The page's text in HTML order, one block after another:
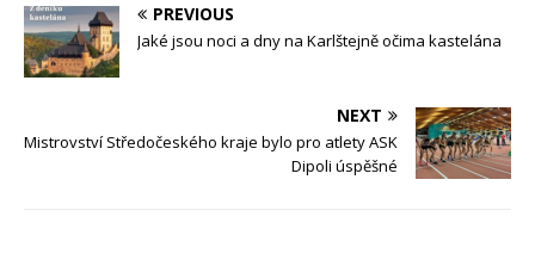
PREVIOUS
Jaké jsou noci a dny na Karlštejně očima kastelána
NEXT
Mistrovství Středočeského kraje bylo pro atlety ASK
Dipoli úspěšné